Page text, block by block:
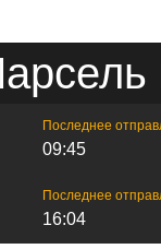
Последнее
09:45
Последнее
16:04